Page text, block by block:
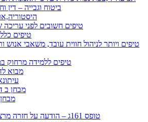
ביטוח וגבייה – דין
7 טיפים חשובים לפני
טיפים
21 טיפים ללמידה מרחוק
מבוא
מבחן ב
מבחן
טופס 161ג – הודעה על חזרה מרצף פיצויים / קיצבה